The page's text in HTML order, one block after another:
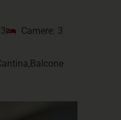
Camere: 3